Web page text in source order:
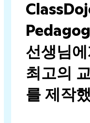
선생님
최고의
를 제작